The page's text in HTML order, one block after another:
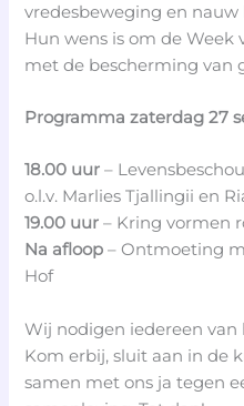
vredesbeweging en
Hun wens is om de Week
met de bescherming van
Programma zaterdag 27
18.00 uur –
o.l.v. Marlies Tjallingii en
19.00 uur – Kring vormen
Na afloop – Ontmoeting
Hof
Wij nodigen iedereen
Kom erbij, sluit aan in de
samen met ons ja tegen